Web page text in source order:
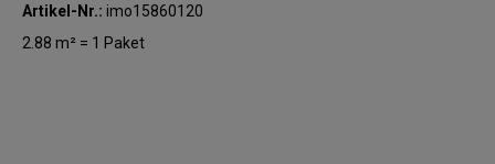
Artikel-Nr.: imo15860120
2.88 m² = 1 Paket